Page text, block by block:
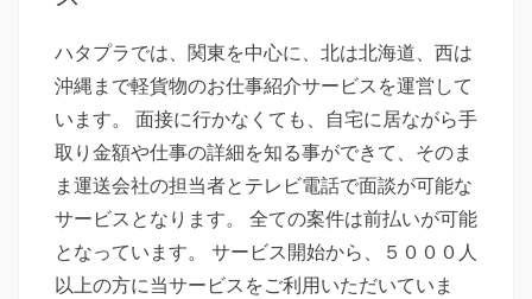
ハタプラでは、関東を中心に、北は北海道、西は
沖縄まで軽貨物のお仕事紹介サービスを運営して
います。 面接に行かなくても、自宅に居ながら手
取り金額や仕事の詳細を知る事ができて、そのま
ま運送会社の担当者とテレビ電話で面談が可能な
サービスとなります。 全ての案件は前払いが可能
となっています。 サービス開始から、５０００人
以上の方に当サービスをご利用いただいていま